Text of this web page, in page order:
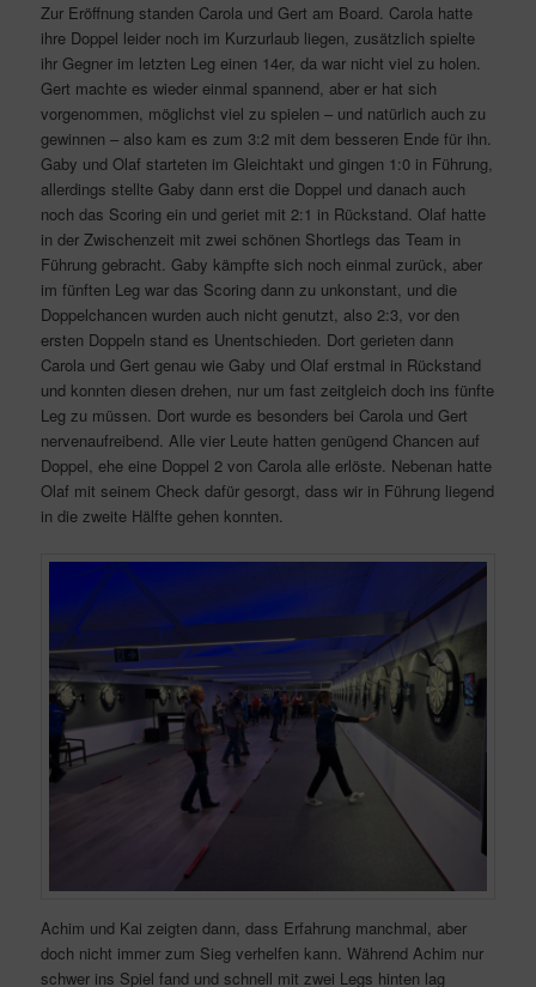
Zur Eröffnung standen Carola und Gert am Board. Carola hatte
ihre Doppel leider noch im Kurzurlaub liegen, zusätzlich spielte
ihr Gegner im letzten Leg einen 14er, da war nicht viel zu holen.
Gert machte es wieder einmal spannend, aber er hat sich
vorgenommen, möglichst viel zu spielen – und natürlich auch zu
gewinnen – also kam es zum 3:2 mit dem besseren Ende für ihn.
Gaby und Olaf starteten im Gleichtakt und gingen 1:0 in Führung,
allerdings stellte Gaby dann erst die Doppel und danach auch
noch das Scoring ein und geriet mit 2:1 in Rückstand. Olaf hatte
in der Zwischenzeit mit zwei schönen Shortlegs das Team in
Führung gebracht. Gaby kämpfte sich noch einmal zurück, aber
im fünften Leg war das Scoring dann zu unkonstant, und die
Doppelchancen wurden auch nicht genutzt, also 2:3, vor den
ersten Doppeln stand es Unentschieden. Dort gerieten dann
Carola und Gert genau wie Gaby und Olaf erstmal in Rückstand
und konnten diesen drehen, nur um fast zeitgleich doch ins fünfte
Leg zu müssen. Dort wurde es besonders bei Carola und Gert
nervenaufreibend. Alle vier Leute hatten genügend Chancen auf
Doppel, ehe eine Doppel 2 von Carola alle erlöste. Nebenan hatte
Olaf mit seinem Check dafür gesorgt, dass wir in Führung liegend
in die zweite Hälfte gehen konnten.
Achim und Kai zeigten dann, dass Erfahrung manchmal, aber
doch nicht immer zum Sieg verhelfen kann. Während Achim nur
schwer ins Spiel fand und schnell mit zwei Legs hinten lag